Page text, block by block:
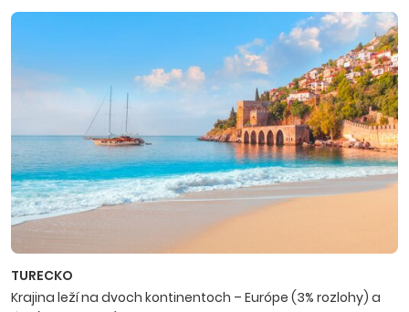
TURECKO
Krajina leží na dvoch kontinentoch – Európe (3% rozlohy) a